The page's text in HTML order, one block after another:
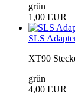
grün
1,00 EUR
SLS
XT90
grün
4,00 EUR